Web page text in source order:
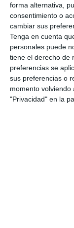
forma alternativa,
consentimiento o
cambiar sus
Tenga en cuenta
personales puede
tiene el derecho de
preferencias se
sus preferencias o
momento volviendo
"Privacidad" en la